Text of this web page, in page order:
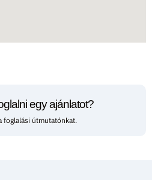
egy ajánlatot?
foglalási útmutatónkat.